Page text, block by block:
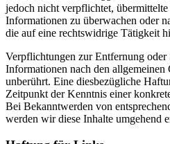
jedoch nicht verpflichtet, übermittelte
Informationen zu überwachen oder
die auf eine rechtswidrige Tätigkeit
Verpflichtungen zur Entfernung
Informationen nach den allgemeinen
unberührt. Eine diesbezügliche
Zeitpunkt der Kenntnis einer
Bei Bekanntwerden von
werden wir diese Inhalte umgehend